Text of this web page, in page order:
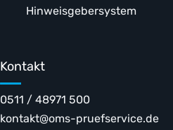
Hinweisgebersystem
Kontakt
0511 / 48971 500
kontakt@oms-pruefservice.de